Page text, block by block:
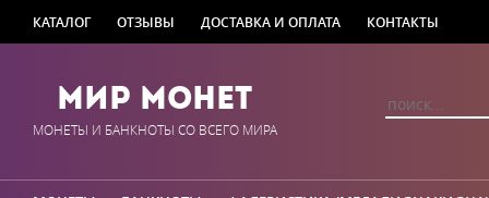
КАТАЛОГ ОТЗЫВЫ ДОСТАВКА И ОПЛАТА КОНТАКТЫ
Мир Монет
МОНЕТЫ И БАНКНОТЫ СО ВСЕГО МИРА